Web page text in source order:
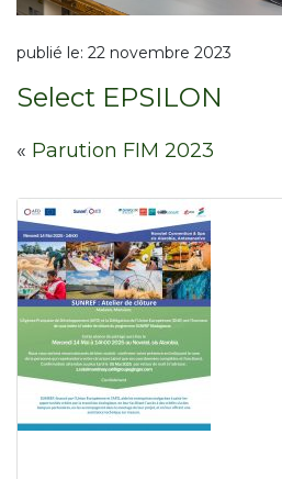
publié le: 22 novembre 2023
Select EPSILON
« Parution FIM 2023